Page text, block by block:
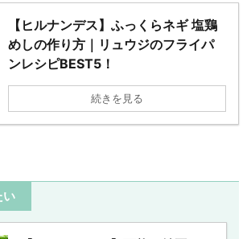
【ヒルナンデス】ふっくらネギ 塩鶏
めしの作り方｜リュウジのフライパ
ンレシピBEST5！
続きを見る
い